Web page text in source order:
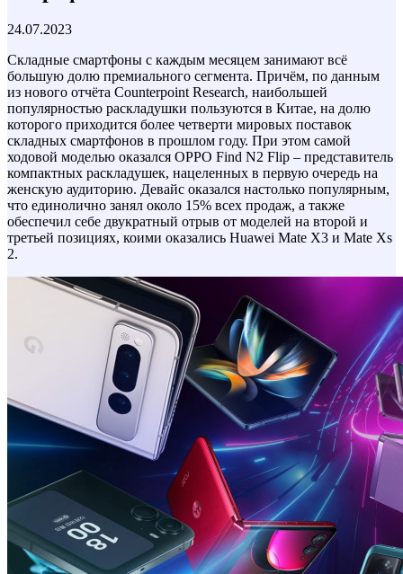
24.07.2023
Складные смартфоны с каждым месяцем занимают всё
большую долю премиального сегмента. Причём, по данным
из нового отчёта Counterpoint Research, наибольшей
популярностью раскладушки пользуются в Китае, на долю
которого приходится более четверти мировых поставок
складных смартфонов в прошлом году. При этом самой
ходовой моделью оказался OPPO Find N2 Flip – представитель
компактных раскладушек, нацеленных в первую очередь на
женскую аудиторию. Девайс оказался настолько популярным,
что единолично занял около 15% всех продаж, а также
обеспечил себе двукратный отрыв от моделей на второй и
третьей позициях, коими оказались Huawei Mate X3 и Mate Xs
2.